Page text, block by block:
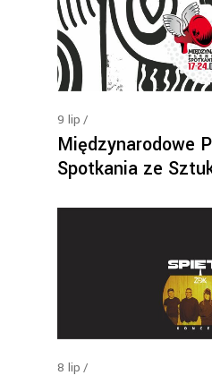
9 lip
Międzynarodowe
Spotkania ze
8 lip